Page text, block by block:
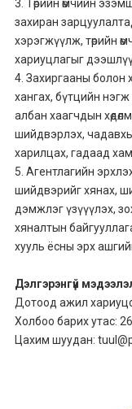
3. Төрийн өмчийн
захиран
хэрэгжүүлж, төрийн
хариуцлагыг
4. Захиргааны болон
хангах, бүтцийн
албан хаагчдын
шийдвэрлэх,
харилцах, гадаад
5. Агентлагийн
шийдвэрийг хянах,
дэмжлэг үзүүүлэх,
хяналтын
хууль ёсны эрх
Дэлгэрэнгүй
Дотоод ажил
Холбоо барих утас:
Цахим шуудан: